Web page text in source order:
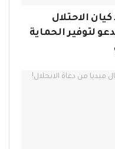
الاحتلال
لتوفير الحماية